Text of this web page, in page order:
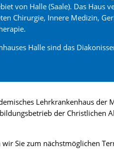
von Halle (Saale). Das Haus
Chirurgie, Innere Medizin,
Halle sind das
Lehrkrankenhaus
der Christlichen
Sie zum nächstmöglichen